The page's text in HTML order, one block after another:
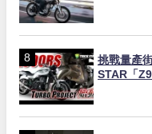
挑戰量產
STAR「